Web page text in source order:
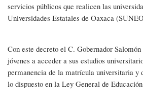
servicios públicos que realicen las
Universidades Estatales de Oaxaca
Con este decreto el C. Gobernador
jóvenes a acceder a sus estudios
permanencia de la matrícula universitaria y
lo dispuesto en la Ley General de